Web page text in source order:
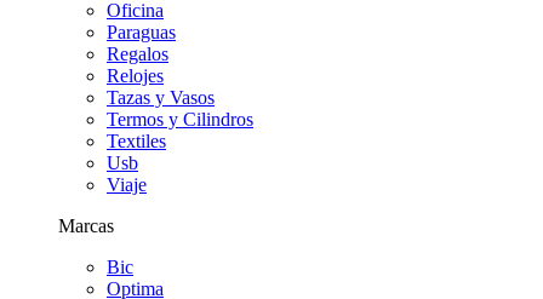
Oficina
Paraguas
Regalos
Relojes
Tazas y Vasos
Termos y Cilindros
Textiles
Usb
Viaje
Marcas
Bic
Optima